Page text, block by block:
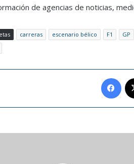
de agencias de noticias,
carreras escenario bélico F1 GP